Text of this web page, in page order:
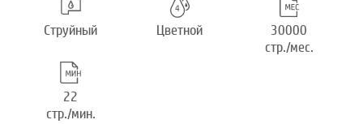
Струйный Цветной
30000
стр./мес.
22
стр./мин.